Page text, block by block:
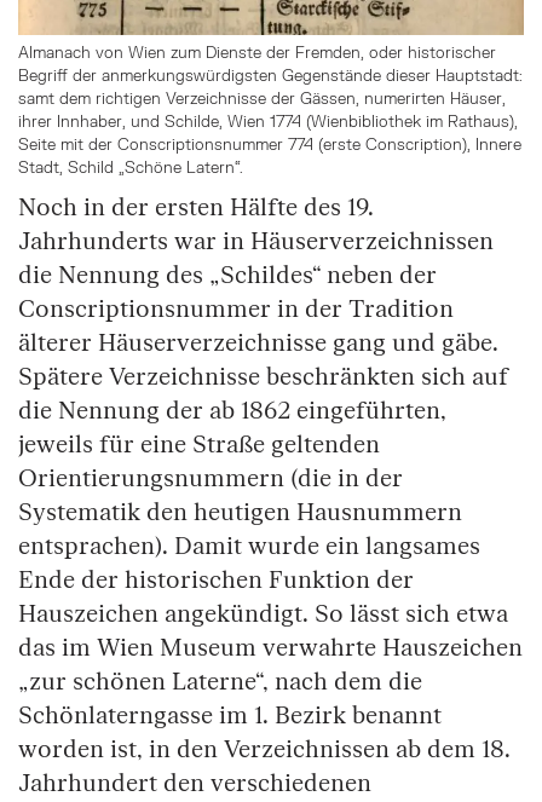
Almanach von Wien zum Dienste der Fremden, oder historischer
Begriff der anmerkungswürdigsten Gegenstände dieser Hauptstadt:
samt dem richtigen Verzeichnisse der Gässen, numerirten Häuser,
ihrer Innhaber, und Schilde, Wien 1774 (Wienbibliothek im Rathaus),
Seite mit der Conscriptionsnummer 774 (erste Conscription), Innere
Stadt, Schild „Schöne Latern“.
Noch in der ersten Hälfte des 19.
Jahrhunderts war in Häuserverzeichnissen
die Nennung des „Schildes“ neben der
Conscriptionsnummer in der Tradition
älterer Häuserverzeichnisse gang und gäbe.
Spätere Verzeichnisse beschränkten sich auf
die Nennung der ab 1862 eingeführten,
jeweils für eine Straße geltenden
Orientierungsnummern (die in der
Systematik den heutigen Hausnummern
entsprachen). Damit wurde ein langsames
Ende der historischen Funktion der
Hauszeichen angekündigt. So lässt sich etwa
das im Wien Museum verwahrte Hauszeichen
„zur schönen Laterne“, nach dem die
Schönlaterngasse im 1. Bezirk benannt
worden ist, in den Verzeichnissen ab dem 18.
Jahrhundert den verschiedenen